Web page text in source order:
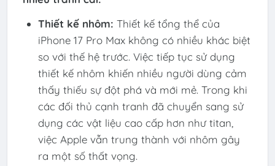
Thiết kế nhôm: Thiết kế tổng thể của
iPhone 17 Pro Max không có nhiều khác biệt
so với thế hệ trước. Việc tiếp tục sử dụng
thiết kế nhôm khiến nhiều người dùng cảm
thấy thiếu sự đột phá và mới mẻ. Trong khi
các đối thủ cạnh tranh đã chuyển sang sử
dụng các vật liệu cao cấp hơn như titan,
việc Apple vẫn trung thành với nhôm gây
ra một số thất vọng.